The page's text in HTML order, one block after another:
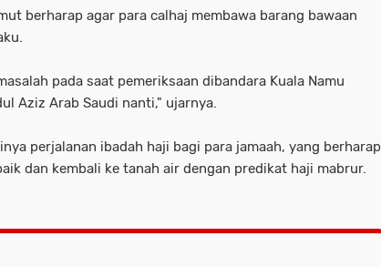
berharap agar para calhaj membawa barang bawaan
pada saat pemeriksaan dibandara Kuala Namu
Aziz Arab Saudi nanti," ujarnya.
perjalanan ibadah haji bagi para jamaah, yang berharap
dan kembali ke tanah air dengan predikat haji mabrur.